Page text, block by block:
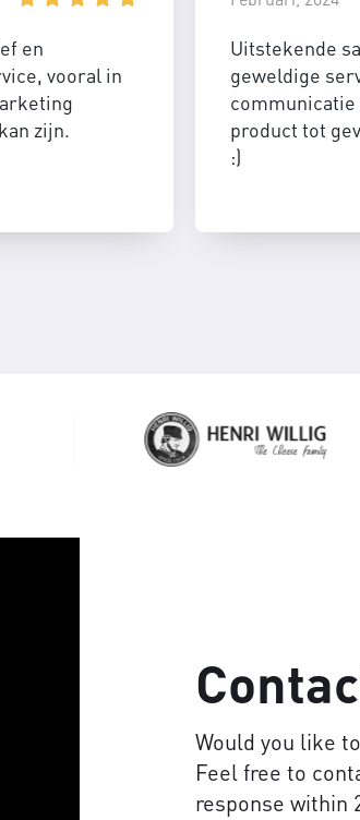
en
vooral in
zijn.
Uitstekende
geweldige
communicatie
product tot
:)
Would you like
Feel free to
response within